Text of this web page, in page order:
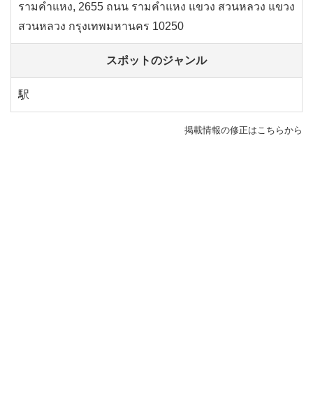
รามคำแหง, 2655 ถนน รามคำแหง แขวง สวนหลวง แขวง
สวนหลวง กรุงเทพมหานคร 10250
スポットのジャンル
駅
掲載情報の修正はこちらから